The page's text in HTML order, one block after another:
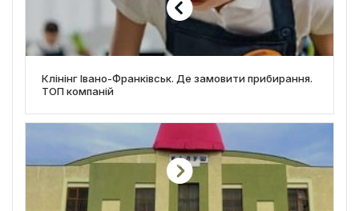
Клінінг Івано-Франківськ. Де замовити прибирання.
ТОП компаній